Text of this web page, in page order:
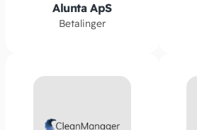
Alunta ApS
Betalinger